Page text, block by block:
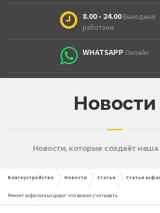
8.00 - 24.00 Выходные
работаем
WHATSAPP Онлайн
Новости
Новости, которые создаёт
Благоустройство Новости Статьи Статьи
Ремонт асфальтных дорог: что важно учитывать